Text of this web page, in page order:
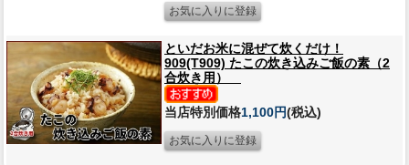
といだお米に混ぜて炊くだけ！
909(T909) たこの炊き込みご飯の素（2
合炊き用）
当店特別価格1,100円(税込)